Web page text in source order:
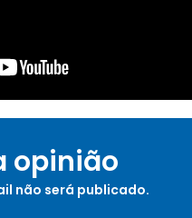
opinião
não será publicado.